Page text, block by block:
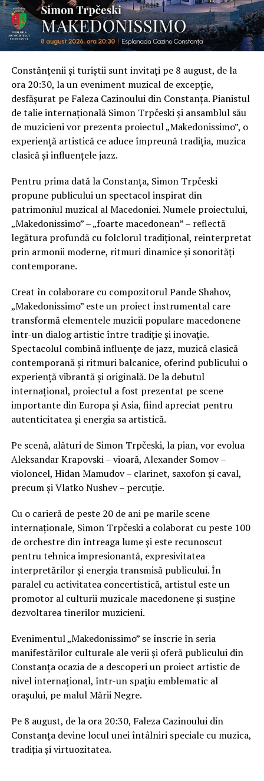
Constănțenii și turiștii sunt invitați pe 8 august, de la
ora 20:30, la un eveniment muzical de excepție,
desfășurat pe Faleza Cazinoului din Constanța. Pianistul
de talie internațională Simon Trpčeski și ansamblul său
de muzicieni vor prezenta proiectul „Makedonissimo”, o
experiență artistică ce aduce împreună tradiția, muzica
clasică și influențele jazz.
Pentru prima dată la Constanța, Simon Trpčeski
propune publicului un spectacol inspirat din
patrimoniul muzical al Macedoniei. Numele proiectului,
„Makedonissimo” – „foarte macedonean” – reflectă
legătura profundă cu folclorul tradițional, reinterpretat
prin armonii moderne, ritmuri dinamice și sonorități
contemporane.
Creat în colaborare cu compozitorul Pande Shahov,
„Makedonissimo” este un proiect instrumental care
transformă elementele muzicii populare macedonene
într-un dialog artistic între tradiție și inovație.
Spectacolul combină influențe de jazz, muzică clasică
contemporană și ritmuri balcanice, oferind publicului o
experiență vibrantă și originală. De la debutul
internațional, proiectul a fost prezentat pe scene
importante din Europa și Asia, fiind apreciat pentru
autenticitatea și energia sa artistică.
Pe scenă, alături de Simon Trpčeski, la pian, vor evolua
Aleksandar Krapovski – vioară, Alexander Somov –
violoncel, Hidan Mamudov – clarinet, saxofon și caval,
precum și Vlatko Nushev – percuție.
Cu o carieră de peste 20 de ani pe marile scene
internaționale, Simon Trpčeski a colaborat cu peste 100
de orchestre din întreaga lume și este recunoscut
pentru tehnica impresionantă, expresivitatea
interpretărilor și energia transmisă publicului. În
paralel cu activitatea concertistică, artistul este un
promotor al culturii muzicale macedonene și susține
dezvoltarea tinerilor muzicieni.
Evenimentul „Makedonissimo” se înscrie în seria
manifestărilor culturale ale verii și oferă publicului din
Constanța ocazia de a descoperi un proiect artistic de
nivel internațional, într-un spațiu emblematic al
orașului, pe malul Mării Negre.
Pe 8 august, de la ora 20:30, Faleza Cazinoului din
Constanța devine locul unei întâlniri speciale cu muzica,
tradiția și virtuozitatea.